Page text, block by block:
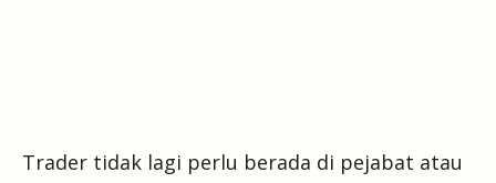
Trader tidak lagi perlu berada di pejabat atau